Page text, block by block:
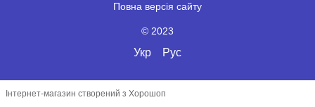
Повна версія сайту
© 2023
Укр Рус
Інтернет-магазин створений з Хорошоп